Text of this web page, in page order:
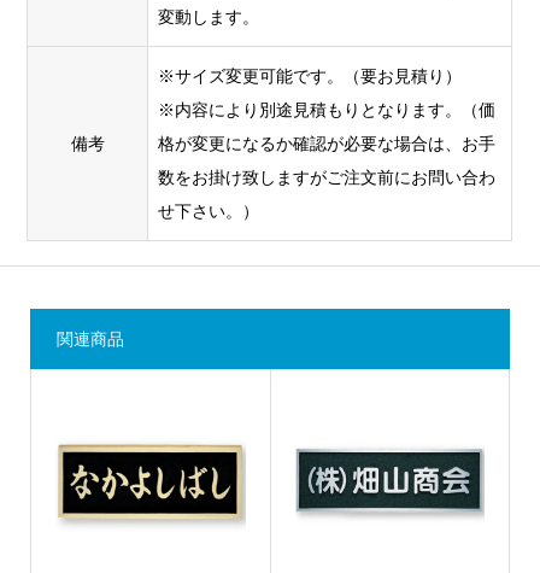
変動します。
備考
※サイズ変更可能です。（要お見積り）
※内容により別途見積もりとなります。（価
格が変更になるか確認が必要な場合は、お手
数をお掛け致しますがご注文前にお問い合わ
せ下さい。）
関連商品